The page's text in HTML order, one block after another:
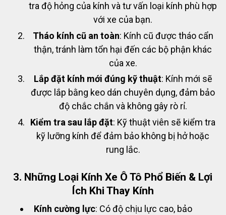
tra độ hỏng của kính và tư vấn loại kính phù hợp
với xe của bạn.
Tháo kính cũ an toàn: Kính cũ được tháo cẩn
thận, tránh làm tổn hại đến các bộ phận khác
của xe.
Lắp đặt kính mới đúng kỹ thuật: Kính mới sẽ
được lắp bằng keo dán chuyên dụng, đảm bảo
độ chắc chắn và không gây rò rỉ.
Kiểm tra sau lắp đặt: Kỹ thuật viên sẽ kiểm tra
kỹ lưỡng kính để đảm bảo không bị hở hoặc
rung lắc.
3. Những Loại Kính Xe Ô Tô Phổ Biến & Lợi
Ích Khi Thay Kính
Kính cường lực: Có độ chịu lực cao, bảo